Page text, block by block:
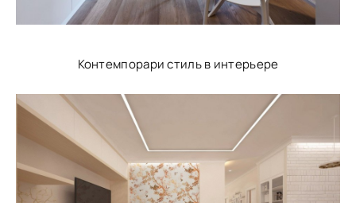
Контемпорари стиль в интерьере